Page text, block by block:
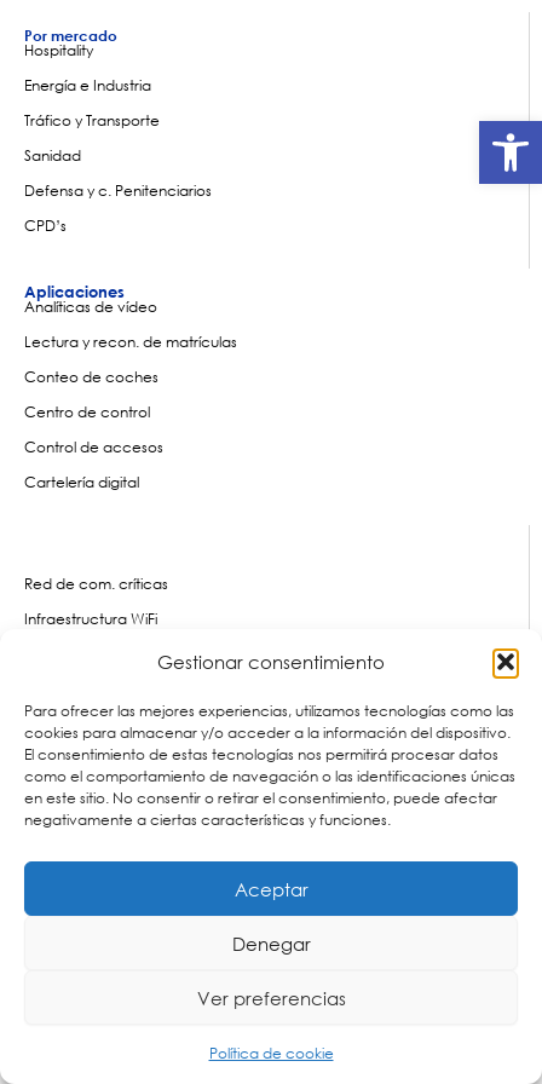
Gestionar consentimiento
Para ofrecer las mejores experiencias, utilizamos tecnologías como las
cookies para almacenar y/o acceder a la información del dispositivo.
El consentimiento de estas tecnologías nos permitirá procesar datos
como el comportamiento de navegación o las identificaciones únicas
en este sitio. No consentir o retirar el consentimiento, puede afectar
negativamente a ciertas características y funciones.
Aceptar
Denegar
Ver preferencias
Política de cookie
Por mercado
Hospitality
Energía e Industria
Tráfico y Transporte
Sanidad
Defensa y c. Penitenciarios
CPD’s
Aplicaciones
Analíticas de vídeo
Lectura y recon. de matrículas
Conteo de coches
Centro de control
Control de accesos
Cartelería digital
Red de com. críticas
Infraestructura WiFi
Almacenamiento industrial
Telemedicina
Ver todas las aplicaciones